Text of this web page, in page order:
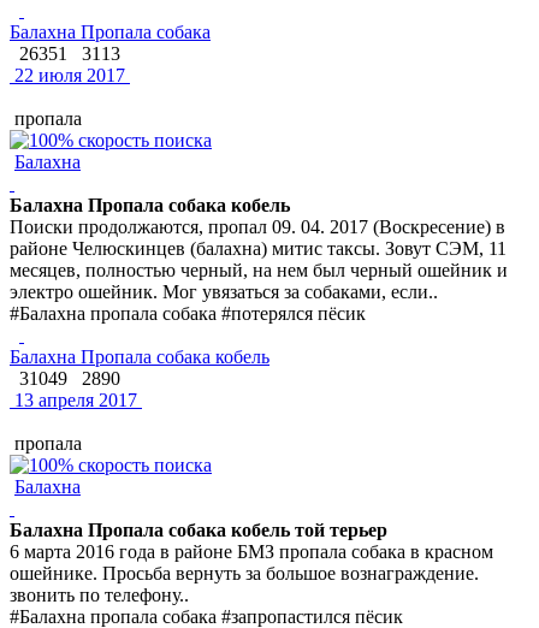
Балахна Пропала собака
26351
3113
22 июля 2017
пропала
Балахна
Балахна Пропала собака кобель
Поиски продолжаются, пропал 09. 04. 2017 (Воскресение) в
районе Челюскинцев (балахна) митис таксы. Зовут СЭМ, 11
месяцев, полностью черный, на нем был черный ошейник и
электро ошейник. Мог увязаться за собаками, если..
#Балахна пропала собака #потерялся пёсик
Балахна Пропала собака кобель
31049
2890
13 апреля 2017
пропала
Балахна
Балахна Пропала собака кобель той терьер
6 марта 2016 года в районе БМЗ пропала собака в красном
ошейнике. Просьба вернуть за большое вознаграждение.
звонить по телефону..
#Балахна пропала собака #запропастился пёсик